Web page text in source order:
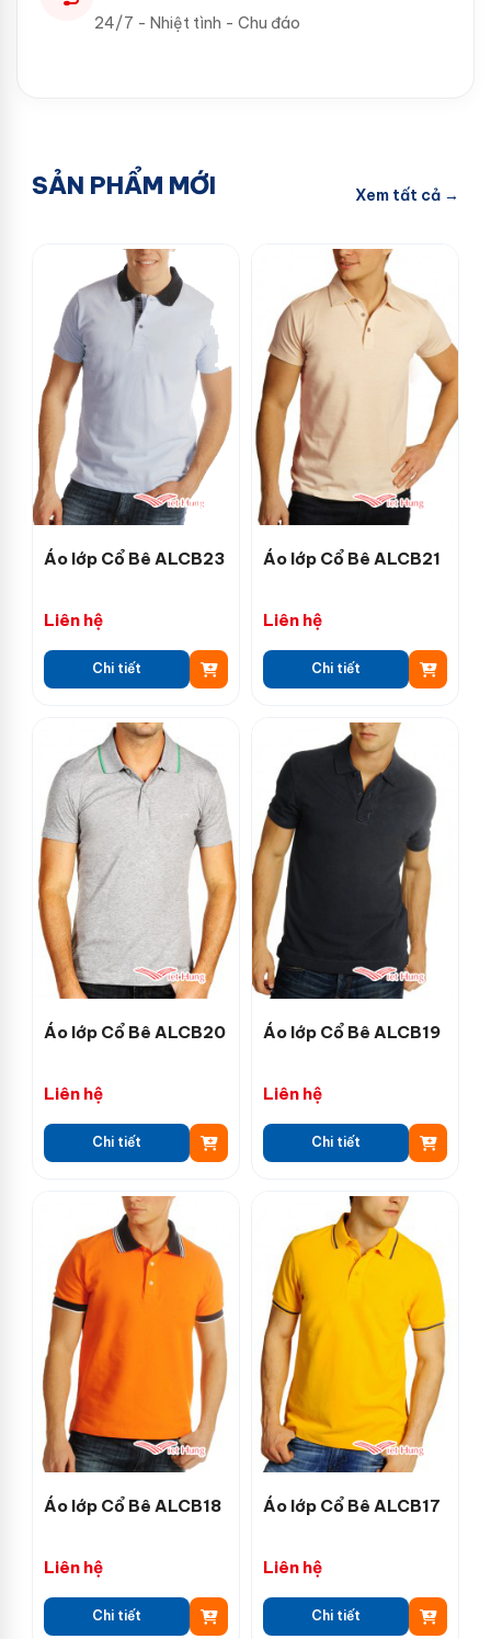
24/7 - Nhiệt tình - Chu đáo
SẢN PHẨM MỚI Xem tất cả →
Áo lớp Cổ Bê ALCB23
Liên hệ
Chi tiết
Áo lớp Cổ Bê ALCB21
Liên hệ
Chi tiết
Áo lớp Cổ Bê ALCB20
Liên hệ
Chi tiết
Áo lớp Cổ Bê ALCB19
Liên hệ
Chi tiết
Áo lớp Cổ Bê ALCB18
Liên hệ
Chi tiết
Áo lớp Cổ Bê ALCB17
Liên hệ
Chi tiết